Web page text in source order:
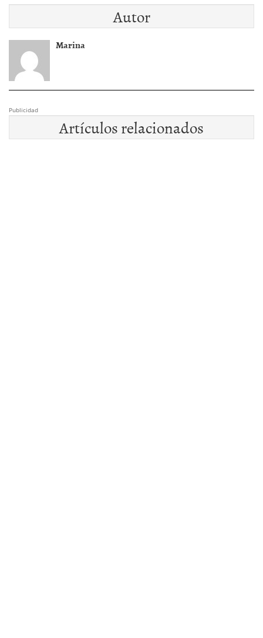
Autor
Marina
Publicidad
Artículos relacionados